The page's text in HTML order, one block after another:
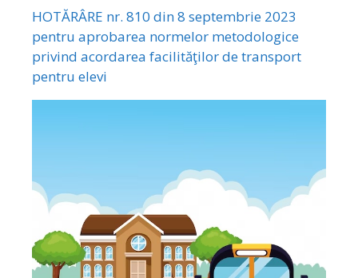
HOTĂRÂRE nr. 810 din 8 septembrie 2023
pentru aprobarea normelor metodologice
privind acordarea facilităţilor de transport
pentru elevi